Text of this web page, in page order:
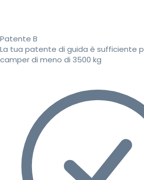
Patente B
La tua patente di guida è sufficiente
camper di meno di 3500 kg